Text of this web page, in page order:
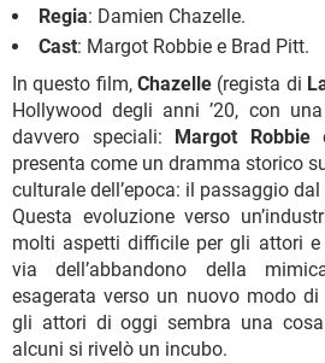
Regia: Damien Chazelle.
Cast: Margot Robbie e Brad Pitt.
In questo film,Chazelle (regista di
Hollywood degli anni ’20, con
davvero speciali:
Margot Robbie
presenta come un dramma storico
culturale dell’epoca: il passaggio dal
Questa evoluzione verso
molti aspetti difficile per gli attori e
via dell’abbandono della
esagerata verso un nuovo modo di
gli attori di oggi sembra una cosa
alcuni si rivelò un incubo.